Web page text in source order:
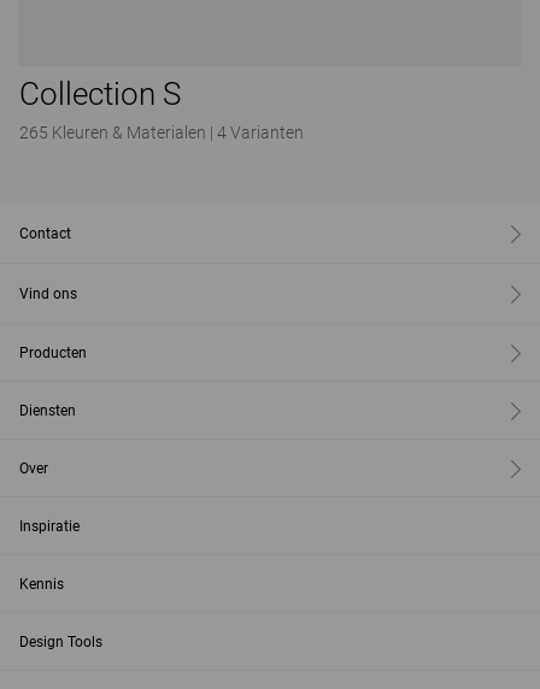
Collection S
265 Kleuren & Materialen | 4 Varianten
Contact
Vind ons
Producten
Diensten
Over
Inspiratie
Kennis
Design Tools